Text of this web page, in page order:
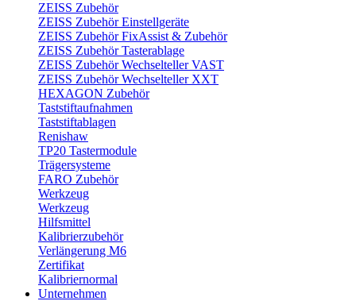
ZEISS Zubehör
ZEISS Zubehör Einstellgeräte
ZEISS Zubehör FixAssist & Zubehör
ZEISS Zubehör Tasterablage
ZEISS Zubehör Wechselteller VAST
ZEISS Zubehör Wechselteller XXT
HEXAGON Zubehör
Taststiftaufnahmen
Taststiftablagen
Renishaw
TP20 Tastermodule
Trägersysteme
FARO Zubehör
Werkzeug
Werkzeug
Hilfsmittel
Kalibrierzubehör
Verlängerung M6
Zertifikat
Kalibriernormal
Unternehmen